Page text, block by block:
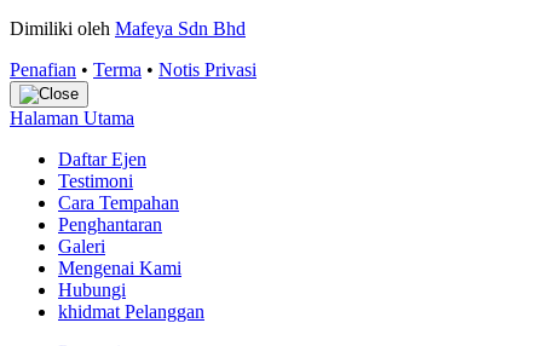
Dimiliki oleh Mafeya Sdn Bhd
Penafian • Terma • Notis Privasi
Halaman Utama
Daftar Ejen
Testimoni
Cara Tempahan
Penghantaran
Galeri
Mengenai Kami
Hubungi
khidmat Pelanggan